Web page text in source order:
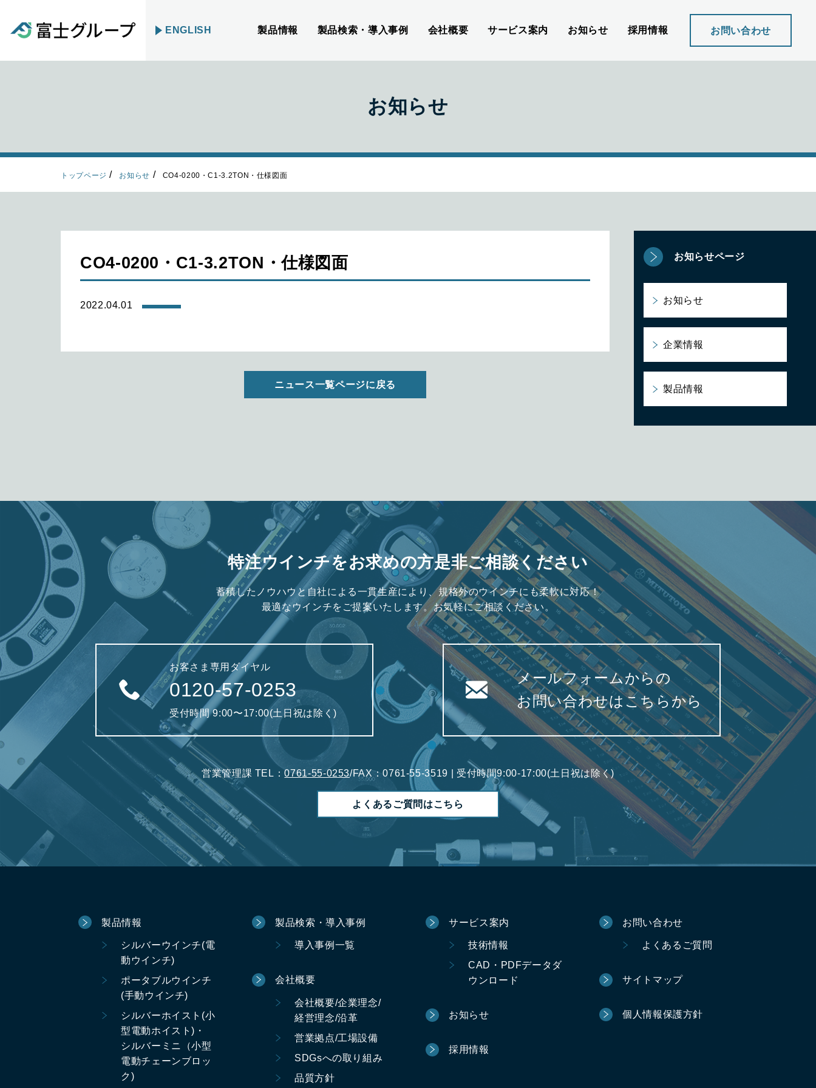
ENGLISH 製品情報 製品検索・導入事例 会社概要 サービス案内 お知らせ 採用情報 お問い合わせ
お知らせ
トップページ お知らせ CO4-0200・C1-3.2TON・仕様図面
CO4-0200・C1-3.2TON・仕様図面
2022.04.01
ニュース一覧ページに戻る
お知らせページ
お知らせ
企業情報
製品情報
特注ウインチをお求めの方是非ご相談ください
蓄積したノウハウと自社による一貫生産により、規格外のウインチにも柔軟に対応！
最適なウインチをご提案いたします。お気軽にご相談ください。
お客さま専用ダイヤル
0120-57-0253
受付時間 9:00〜17:00(土日祝は除く)
メールフォームからの
お問い合わせはこちらから
営業管理課 TEL：0761-55-0253/FAX：0761-55-3519 | 受付時間9:00-17:00(土日祝は除く)
よくあるご質問はこちら
製品情報
シルバーウインチ(電
動ウインチ)
ポータブルウインチ
(手動ウインチ)
シルバーホイスト(小
型電動ホイスト)・
シルバーミニ（小型
電動チェーンブロッ
ク)
製品検索・導入事例
導入事例一覧
会社概要
会社概要/企業理念/
経営理念/沿革
営業拠点/工場設備
SDGsへの取り組み
品質方針
サービス案内
技術情報
CAD・PDFデータダ
ウンロード
お知らせ
採用情報
お問い合わせ
よくあるご質問
サイトマップ
個人情報保護方針